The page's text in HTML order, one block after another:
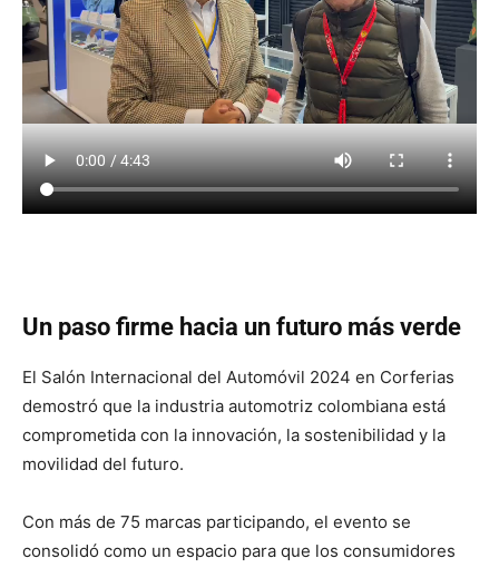
Un paso firme hacia un futuro más verde
El Salón Internacional del Automóvil 2024 en Corferias
demostró que la industria automotriz colombiana está
comprometida con la innovación, la sostenibilidad y la
movilidad del futuro.
Con más de 75 marcas participando, el evento se
consolidó como un espacio para que los consumidores